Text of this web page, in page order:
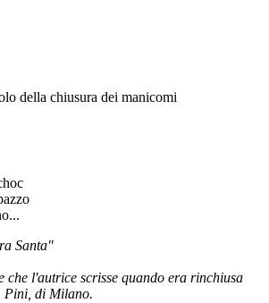
della chiusura dei manicomi
Santa"
che l'autrice scrisse quando era rinchiusa
Pini, di Milano.